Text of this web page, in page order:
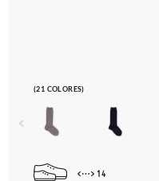
(21 COLORES)
14